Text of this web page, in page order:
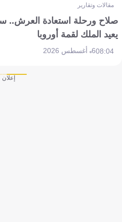
مقالات وتقارير
صلاح ورحلة استعادة العرش..
يعيد الملك لقمة أوروبا
08:046 أغسطس 2026
إعلان